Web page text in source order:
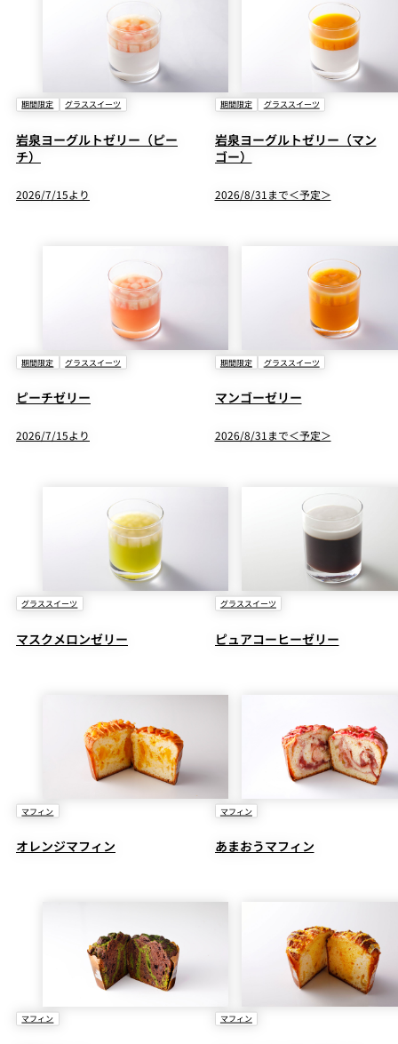
期間限定 グラススイーツ
岩泉ヨーグルトゼリー（ピー
チ）
2026/7/15より
期間限定 グラススイーツ
岩泉ヨーグルトゼリー（マン
ゴー）
2026/8/31まで＜予定＞
期間限定 グラススイーツ
ピーチゼリー
2026/7/15より
期間限定 グラススイーツ
マンゴーゼリー
2026/8/31まで＜予定＞
グラススイーツ
マスクメロンゼリー
グラススイーツ
ピュアコーヒーゼリー
マフィン
オレンジマフィン
マフィン
あまおうマフィン
マフィン マフィン